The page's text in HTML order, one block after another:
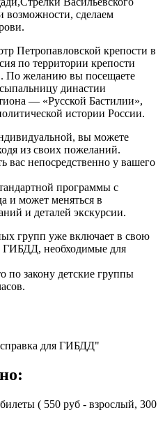
возможности, сделаем
Петропавловской крепости в
по территории крепости
По желанию вы посещаете
династии
— «Русской Бастилии»,
истории России.
вы можете
из своих пожеланий.
вас непосредственно у вашего
программы с
и может меняться в
и деталей экскурсии.
групп уже включает в свою
ГИБДД, необходимые для
закону детские группы
для ГИБДД"
( 550 руб - взрослый, 300